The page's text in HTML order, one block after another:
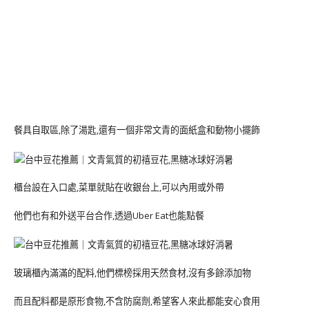
餐具自取區,除了湯匙,還有一個非常文青的面紙盒和動物小擺飾
櫃台設在入口處,菜單就貼在收銀台上,可以內用或外帶
他們也有和外送平台合作,透過Uber Eat也能點餐
玻璃櫃內滿滿的配料,他們標榜採用天然食材,沒有多餘添加物
而且配料都是原形食物,不含防腐劑,希望客人來此都能安心食用